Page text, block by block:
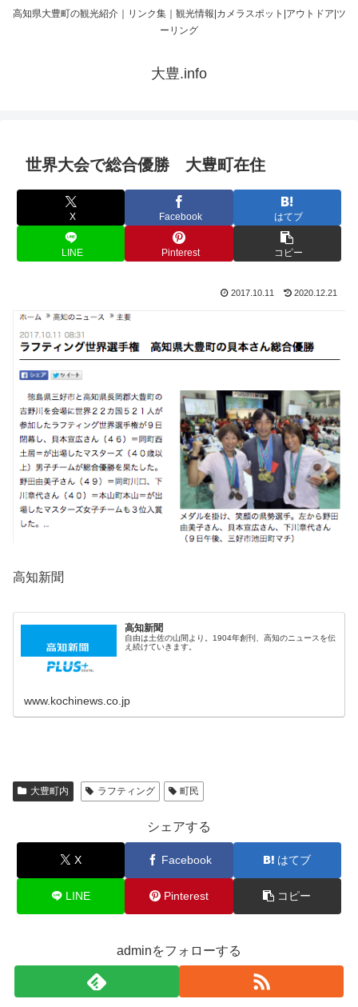
高知県大豊町の観光紹介｜リンク集｜観光情報|カメラスポット|アウトドア|ツ
ーリング
大豊.info
世界大会で総合優勝 大豊町在住
X Facebook はてブ
LINE Pinterest コピー
2017.10.11 2020.12.21
高知新聞
高知新聞
自由は土佐の山間より。1904年創刊、高知のニュースを伝
え続けていきます。
www.kochinews.co.jp
大豊町内 ラフティング 町民
シェアする
X Facebook はてブ
LINE Pinterest コピー
adminをフォローする